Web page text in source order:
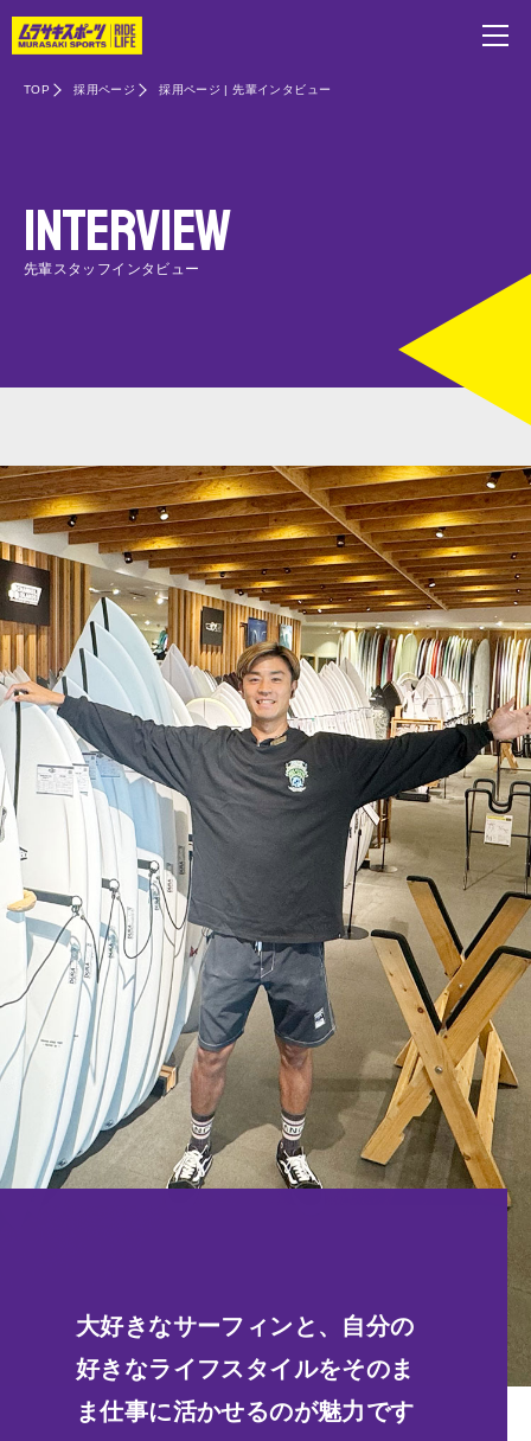
TOP 採用ページ 採用ページ | 先輩インタビュー
INTERVIEW
先輩スタッフインタビュー
大好きなサーフィンと、自分の
好きなライフスタイルをそのま
ま仕事に活かせるのが魅力です